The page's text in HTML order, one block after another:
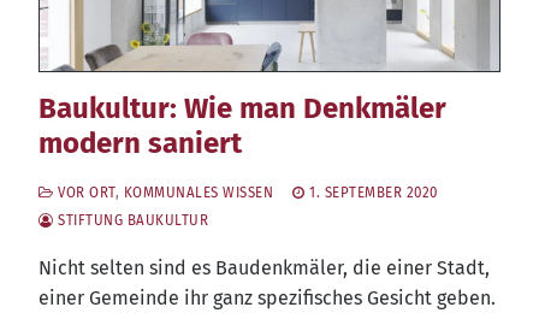
Baukultur: Wie man Denkmäler
modern saniert
VOR ORT, KOMMUNALES WISSEN
1. SEPTEMBER 2020
STIFTUNG BAUKULTUR
Nicht sel­ten sind es Bau­denk­mä­ler, die einer Stadt,
einer Gemein­de ihr ganz spe­zi­fi­sches Gesicht geben.